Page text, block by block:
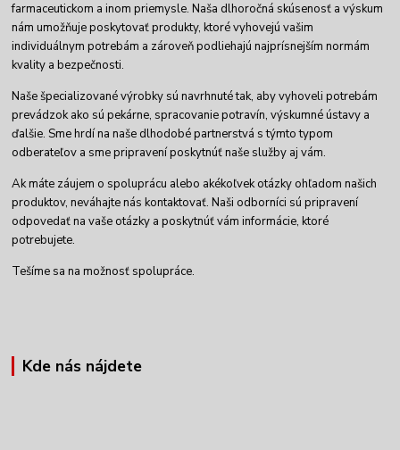
farmaceutickom a inom priemysle. Naša dlhoročná skúsenosť a výskum
nám umožňuje poskytovať produkty, ktoré vyhovejú vašim
individuálnym potrebám a zároveň podliehajú najprísnejším normám
kvality a bezpečnosti.
Naše špecializované výrobky sú navrhnuté tak, aby vyhoveli potrebám
prevádzok ako sú pekárne, spracovanie potravín, výskumné ústavy a
ďalšie. Sme hrdí na naše dlhodobé partnerstvá s týmto typom
odberateľov a sme pripravení poskytnúť naše služby aj vám.
Ak máte záujem o spoluprácu alebo akékoľvek otázky ohľadom našich
produktov, neváhajte nás kontaktovať. Naši odborníci sú pripravení
odpovedať na vaše otázky a poskytnúť vám informácie, ktoré
potrebujete.
Tešíme sa na možnosť spolupráce.
Kde nás nájdete